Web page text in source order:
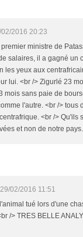
2016 20:23
ministre de
salaires, il a gagné un
les yeux aux
lui. <br /> Zigurlé 23
mois sans paie de
l'autre. <br /> tous
<br /> Qu'ils
et non de notre pays.
29/02/2016 11:51
tué lors d'une
/> TRES BELLE